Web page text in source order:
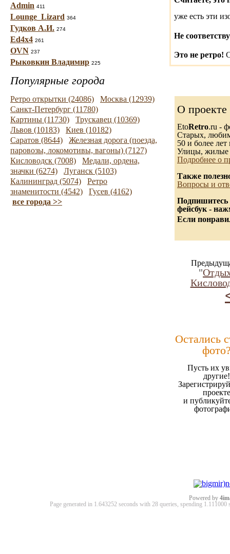
Admin 411
Lounge_Lizard 364
Гудков А.И. 274
Ed4x4 261
OVN 237
Рыковкин Владимир 225
Популярные города
Ретро открытки (24086)
Москва (12939)
Санкт-Петербург (11780)
Картины (11730)
Трускавец (10369)
Львов (10183)
Киев (10182)
Саратов (8644)
Железная дорога (поезда,
паровозы, локомотивы, вагоны) (7127)
Кисловодск (7008)
Медали, ордена,
значки (6274)
Луганск (5103)
Калининград (5074)
Ретро
знаменитости (4542)
Гусев (4162)
все города >>
уже есть эти
Не
Это не ретро!
О проекте
EtoRetro.ru -
Старых,
50 и более лет
Улицы, жилые
Подробнее о
Также
Вопросы и
Подпишитесь
фейсбук -
Если
"
Остались
Пусть их
другие!
проекте
и
Powered by
Page generated in 1.643252 seconds with 28 queries, spending